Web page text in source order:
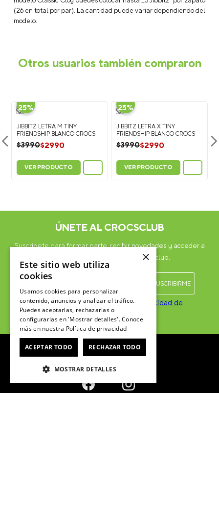
¿Qué son los Jibbitz™?Los Jibbitz™ son charms o accesorios
decorativos que puedes colocar en tus Crocs para
¿Cómo poner los Jibbitz™ en calzado Crocs?Para colocar
¿Cómo quitar los Jibbitz™?
Para retirarlos, empuja
suavemente la base del Jibbitz™ desde el interior del zapato
hacia afuera mientras lo sujetas desde la parte superior.
¿Los Jibbitz™ sirven para todos los calzados Crocs?Los
Jibbitz™ son compatibles con la mayoría de los modelos Crocs
¿Cuántos Jibbitz™ caben en un calzado Crocs?En el
modelo Classic Clog puedes colocar hasta 13 Jibbitz™ por zapato
(26 en total por par). La cantidad puede variar dependiendo del
Otros usuarios también compraron
-
25%
JIBBITZ LETRA M TINY
$2990
-
25%
JIBBITZ LETRA X TINY
×
Este sitio web utiliza
cookies
Usamos cookies para personalizar
contenido, anuncios y analizar el tráfico.
Puedes aceptarlas, rechazarlas o
configurarlas en 'Mostrar detalles'. Conoce
más en nuestra Política de privacidad
ACEPTAR TODO RECHAZAR TODO
MOSTRAR DETALLES